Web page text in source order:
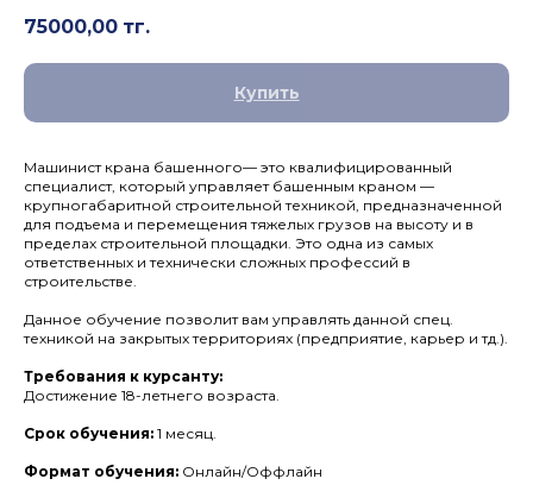
75000,00 тг.
Купить
Машинист крана башенного— это квалифицированный
специалист, который управляет башенным краном —
крупногабаритной строительной техникой, предназначенной
для подъема и перемещения тяжелых грузов на высоту и в
пределах строительной площадки. Это одна из самых
ответственных и технически сложных профессий в
строительстве.
Данное обучение позволит вам управлять данной спец.
техникой на закрытых территориях (предприятие, карьер и тд.).
Требования к курсанту:
Достижение 18-летнего возраста.
Срок обучения: 1 месяц.
Формат обучения: Онлайн/Оффлайн